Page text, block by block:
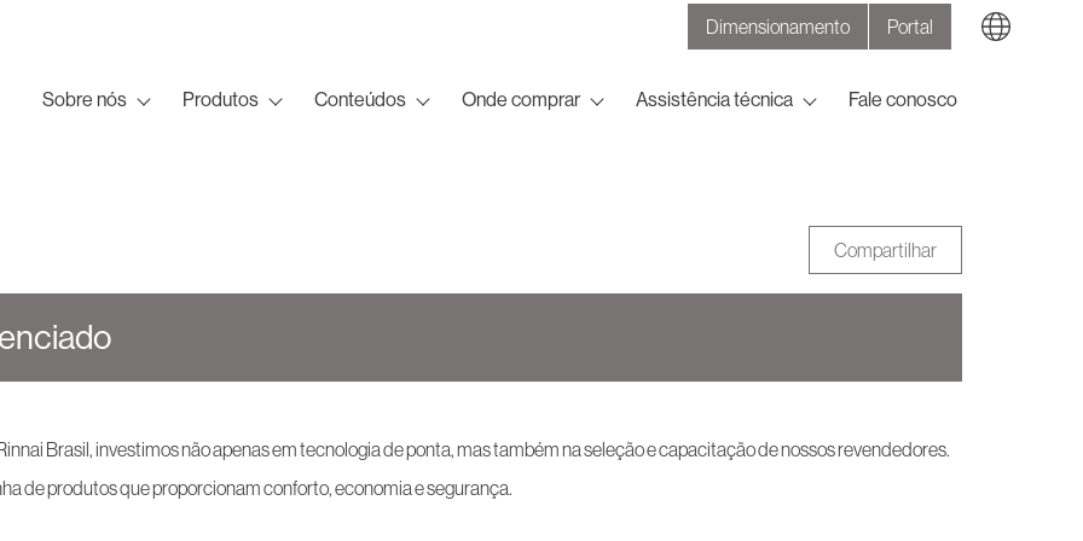
Dimensionamento Portal
Sobre nós Produtos Conteúdos Onde comprar Assistência técnica Fale conosco
Compartilhar
Brasil, investimos não apenas em tecnologia de ponta, mas também na seleção e capacitação de nossos revendedores.
de produtos que proporcionam conforto, economia e segurança.